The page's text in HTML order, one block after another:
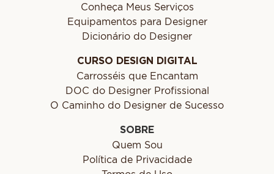
Conheça Meus Serviços
Equipamentos para Designer
Dicionário do Designer
CURSO DESIGN DIGITAL
Carrosséis que Encantam
DOC do Designer Profissional
O Caminho do Designer de Sucesso
SOBRE
Quem Sou
Política de Privacidade